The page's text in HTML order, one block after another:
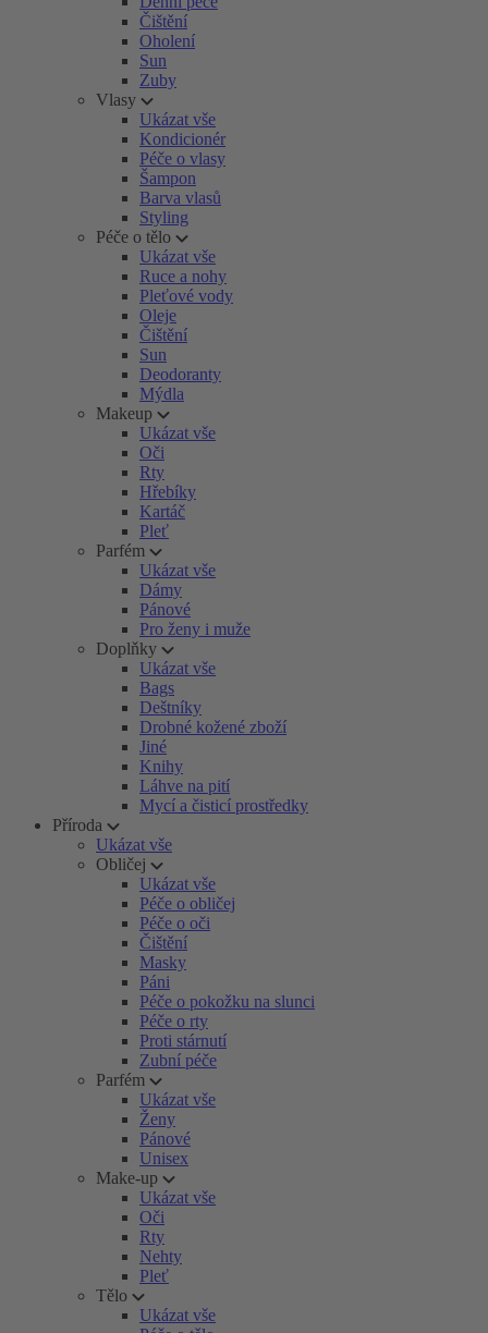
Čištění
Oholení
Sun
Zuby
Vlasy
Ukázat vše
Kondicionér
Péče o vlasy
Šampon
Barva vlasů
Styling
Péče o tělo
Ukázat vše
Ruce a nohy
Pleťové vody
Oleje
Čištění
Sun
Deodoranty
Mýdla
Makeup
Ukázat vše
Oči
Rty
Hřebíky
Kartáč
Pleť
Parfém
Ukázat vše
Dámy
Pánové
Pro ženy i muže
Doplňky
Ukázat vše
Bags
Deštníky
Drobné kožené zboží
Jiné
Knihy
Láhve na pití
Mycí a čisticí prostředky
Příroda
Ukázat vše
Obličej
Ukázat vše
Péče o obličej
Péče o oči
Čištění
Masky
Páni
Péče o pokožku na slunci
Péče o rty
Proti stárnutí
Zubní péče
Parfém
Ukázat vše
Ženy
Pánové
Unisex
Make-up
Ukázat vše
Oči
Rty
Nehty
Pleť
Tělo
Ukázat vše